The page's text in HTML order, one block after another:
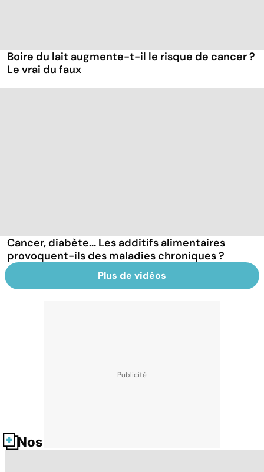
Boire du lait augmente-t-il le risque de cancer ?
Le vrai du faux
Cancer, diabète... Les additifs alimentaires
provoquent-ils des maladies chroniques ?
Plus de vidéos
Nos fiches santé